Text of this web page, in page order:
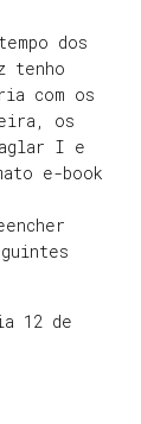
dos
tenho
com os
os
I e
e-book
12 de